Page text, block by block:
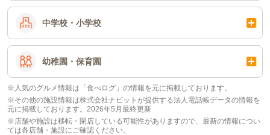
中学校・小学校
幼稚園・保育園
※人気のグルメ情報は「食べログ」の情報を元に掲載しております。
※その他の施設情報は株式会社ナビットが提供する法人電話帳データの情報を
元に掲載しております。2026年5月最終更新
※店舗や施設は移転・閉店している可能性がありますので、最新の情報につい
ては各店舗・施設にご確認ください。